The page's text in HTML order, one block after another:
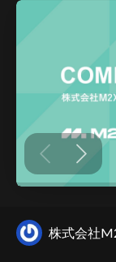
株式会社